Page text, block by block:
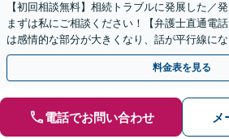
【初回相談無料】相続トラブルに発展した／
まずは私にご相談ください！【弁護士直通電
は感情的な部分が大きくなり、話が平行線に
い込みもご相談ください。泥沼化する前にお
料金表を見る
電話でお問い合わせ メ